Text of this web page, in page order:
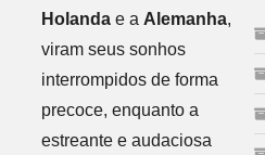
Holandae a Alemanha,
viram seus sonhos
interrompidos de forma
precoce, enquanto a
estreante e audaciosa